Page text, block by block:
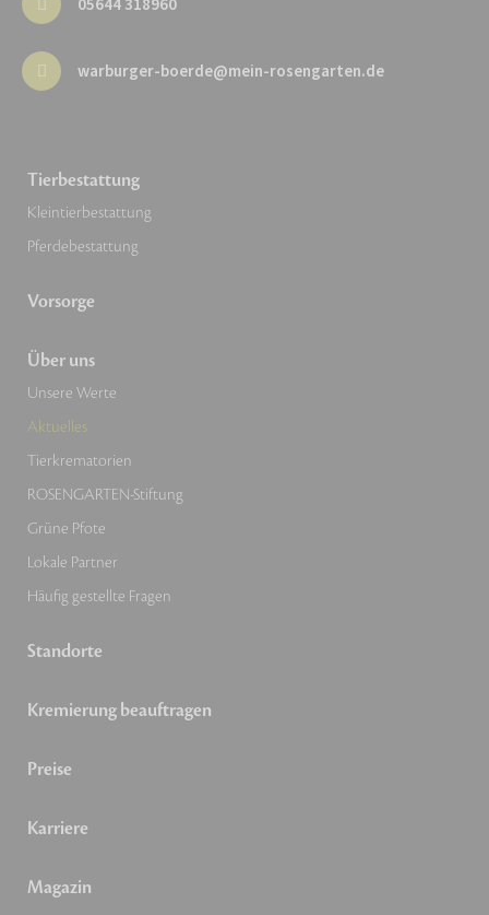
05644 318960
warburger-boerde@mein-rosengarten.de
Tierbestattung
Kleintierbestattung
Pferdebestattung
Vorsorge
Über uns
Unsere Werte
Aktuelles
Tierkrematorien
ROSENGARTEN-Stiftung
Grüne Pfote
Lokale Partner
Häufig gestellte Fragen
Standorte
Kremierung beauftragen
Preise
Karriere
Magazin